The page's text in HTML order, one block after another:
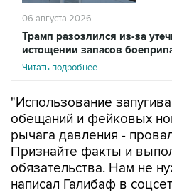
Трамп разозлился из-за
истощении запасов
Читать подробнее
"Использование
рычага давления -
Признайте факты и
обязательства. Нам не
написал Галибаф в
Он напомнил, что Трамп в